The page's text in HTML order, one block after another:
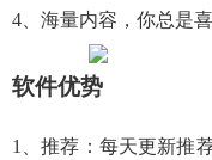
4、海量内容，你总是
软件优势
1、推荐：每天更新推